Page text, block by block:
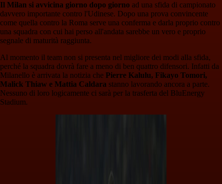
Il Milan si avvicina giorno dopo giorno ad una sfida di campionato
davvero importante contro l'Udinese. Dopo una prova convincente
come quella contro la Roma serve una conferma e darla proprio contro
una squadra con cui hai perso all'andata sarebbe un vero e proprio
segnale di maturità raggiunta.
Al momento il team non si presenta nel migliore dei modi alla sfida,
perché la squadra dovrà fare a meno di ben quattro difensori. Infatti da
Milanello è arrivata la notizia che Pierre Kalulu, Fikayo Tomori,
Malick Thiaw e Mattia Caldara stanno lavorando ancora a parte.
Nessuno di loro logicamente ci sarà per la trasferta del BluEnergy
Stadium.